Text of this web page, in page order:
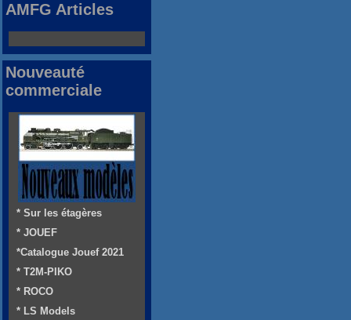
AMFG Articles
Nouveauté
commerciale
* Sur les étagères
* JOUEF
*Catalogue Jouef 2021
* T2M-PIKO
* ROCO
* LS Models